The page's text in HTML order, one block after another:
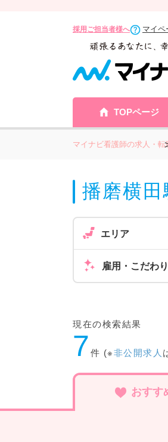
採用ご担当者様へ マイペ
TOPページ
マイナビ看護師の求人・転
播磨横
エリア
雇用・こだわ
現在の検索結果
7 件 (※非公開求人
おすす